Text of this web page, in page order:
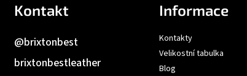
Kontakt
brixtonbestleather
@brixtonbest
Informace
Kontakty
Velikostní tabulka
Blog